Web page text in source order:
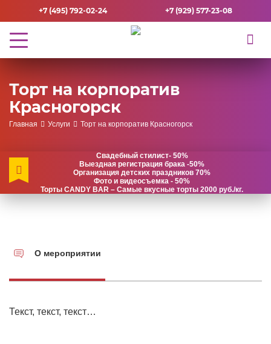
+7 (495) 792-02-24 +7 (929) 577-23-08
Торт на корпоратив
Красногорск
Главная Услуги Торт на корпоратив Красногорск
Свадебный стилист- 50%
Выездная регистрация брака -50%
Организация детских праздников 70%
Фото и видеосъемка - 50%
Торты CANDY BAR – Самые вкусные торты 2000 руб./кг.
О мероприятии
Текст, текст, текст…